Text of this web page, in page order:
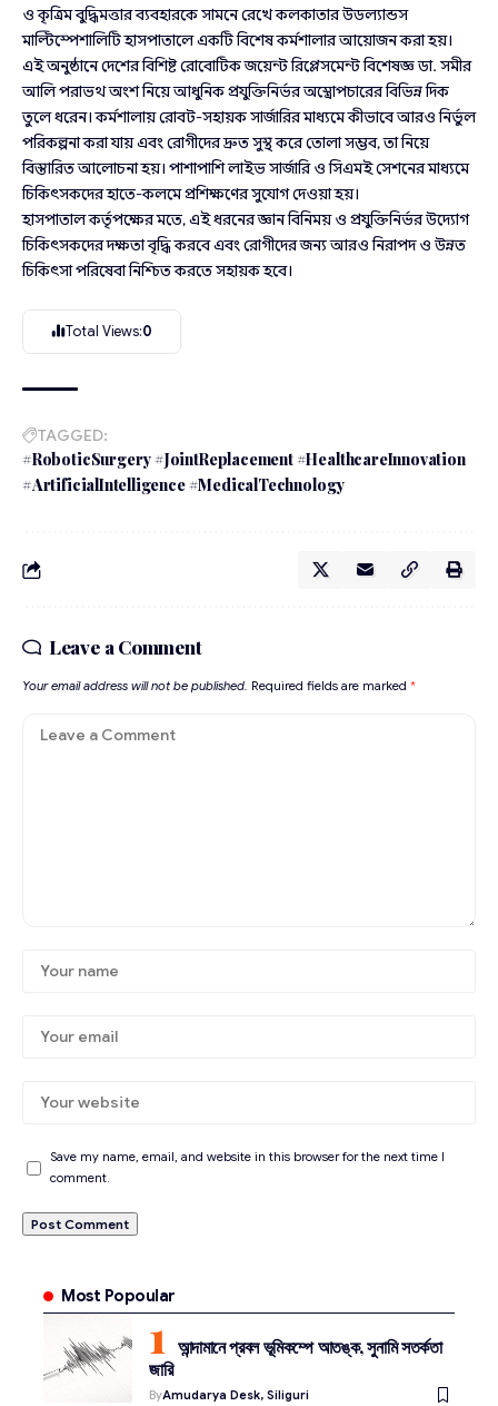
ও কৃত্রিম বুদ্ধিমত্তার ব্যবহারকে সামনে রেখে কলকাতার উডল্যান্ডস
মাল্টিস্পেশালিটি হাসপাতালে একটি বিশেষ কর্মশালার আয়োজন করা হয়।
এই অনুষ্ঠানে দেশের বিশিষ্ট রোবোটিক জয়েন্ট রিপ্লেসমেন্ট বিশেষজ্ঞ ডা. সমীর
আলি পরাভথ অংশ নিয়ে আধুনিক প্রযুক্তিনির্ভর অস্ত্রোপচারের বিভিন্ন দিক
তুলে ধরেন। কর্মশালায় রোবট-সহায়ক সার্জারির মাধ্যমে কীভাবে আরও নির্ভুল
পরিকল্পনা করা যায় এবং রোগীদের দ্রুত সুস্থ করে তোলা সম্ভব, তা নিয়ে
বিস্তারিত আলোচনা হয়। পাশাপাশি লাইভ সার্জারি ও সিএমই সেশনের মাধ্যমে
চিকিৎসকদের হাতে-কলমে প্রশিক্ষণের সুযোগ দেওয়া হয়।
হাসপাতাল কর্তৃপক্ষের মতে, এই ধরনের জ্ঞান বিনিময় ও প্রযুক্তিনির্ভর উদ্যোগ
চিকিৎসকদের দক্ষতা বৃদ্ধি করবে এবং রোগীদের জন্য আরও নিরাপদ ও উন্নত
চিকিৎসা পরিষেবা নিশ্চিত করতে সহায়ক হবে।
Total Views:0
TAGGED:
#RoboticSurgery #JointReplacement #HealthcareInnovation
#ArtificialIntelligence #MedicalTechnology
Leave a Comment
Your email address will not be published. Required fields are marked *
Save my name, email, and website in this browser for the next time I
comment.
Most Popoular
আন্দামানে প্রবল ভূমিকম্পে আতঙ্ক, সুনামি সতর্কতা
জারি
ByAmudarya Desk, Siliguri